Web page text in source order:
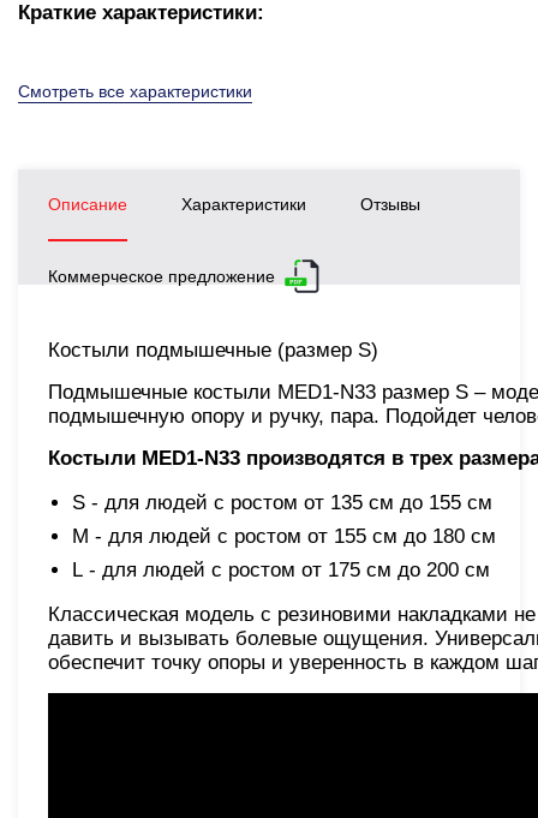
Краткие характеристики:
Смотреть все характеристики
Описание Характеристики Отзывы
Коммерческое предложение
Костыли подмышечные (размер S)
Подмышечные костыли MED1-N33 размер S –
подмышечную опору и ручку, пара. Подойдет
Костыли MED1-N33 производятся в трех
S - для людей с ростом от 135 см до 155 см
M - для людей с ростом от 155 см до 180 см
L - для людей с ростом от 175 см до 200 см
Классическая модель с резиновими накладками
давить и вызывать болевые ощущения.
обеспечит точку опоры и уверенность в каждом